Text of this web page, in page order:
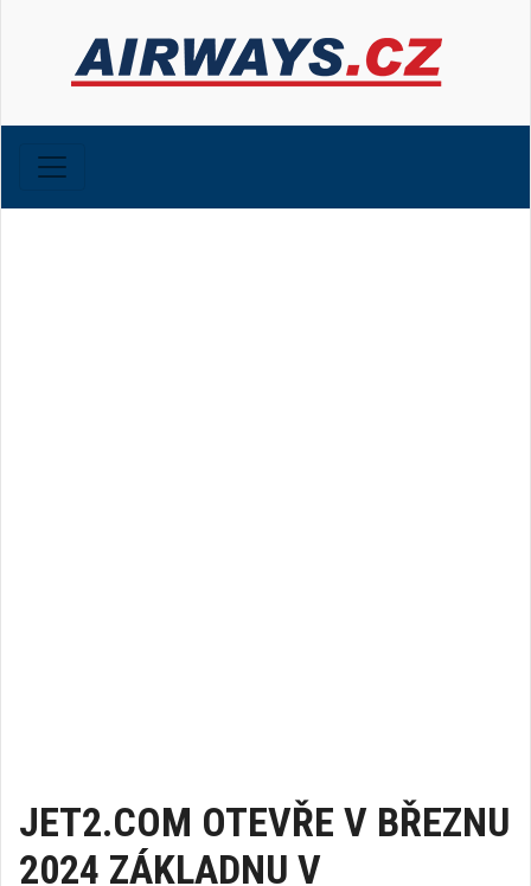
JET2.COM OTEVŘE V BŘEZNU
2024 ZÁKLADNU V